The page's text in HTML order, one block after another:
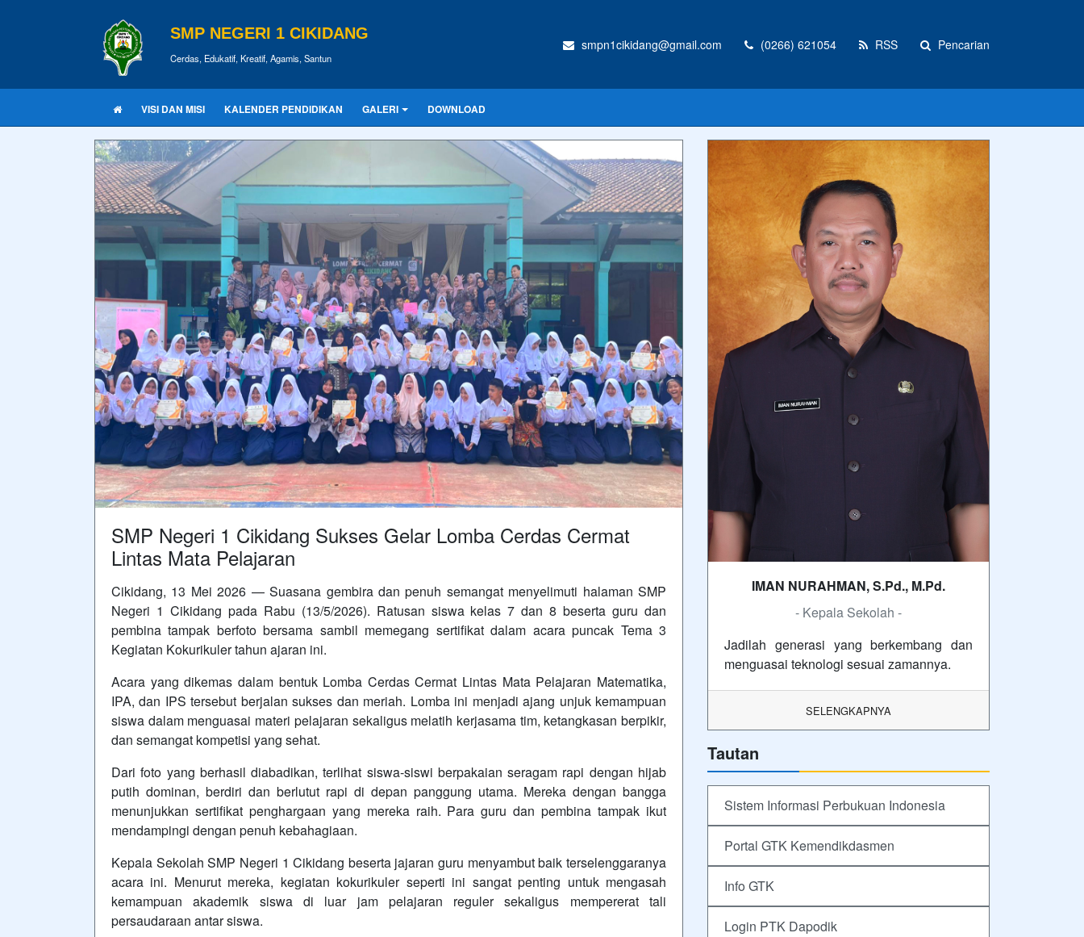
SMP NEGERI 1 CIKIDANG
Cerdas, Edukatif, Kreatif, Agamis, Santun
smpn1cikidang@gmail.com (0266) 621054 RSS Pencarian
VISI DAN MISI KALENDER PENDIDIKAN GALERI DOWNLOAD
SMP Negeri 1 Cikidang Sukses Gelar Lomba Cerdas Cermat
Lintas Mata Pelajaran
Cikidang, 13 Mei 2026 — Suasana gembira dan penuh semangat menyelimuti halaman SMP
Negeri 1 Cikidang pada Rabu (13/5/2026). Ratusan siswa kelas 7 dan 8 beserta guru dan
pembina tampak berfoto bersama sambil memegang sertifikat dalam acara puncak Tema 3
Kegiatan Kokurikuler tahun ajaran ini.
Acara yang dikemas dalam bentuk Lomba Cerdas Cermat Lintas Mata Pelajaran Matematika,
IPA, dan IPS tersebut berjalan sukses dan meriah. Lomba ini menjadi ajang unjuk kemampuan
siswa dalam menguasai materi pelajaran sekaligus melatih kerjasama tim, ketangkasan berpikir,
dan semangat kompetisi yang sehat.
Dari foto yang berhasil diabadikan, terlihat siswa-siswi berpakaian seragam rapi dengan hijab
putih dominan, berdiri dan berlutut rapi di depan panggung utama. Mereka dengan bangga
menunjukkan sertifikat penghargaan yang mereka raih. Para guru dan pembina tampak ikut
mendampingi dengan penuh kebahagiaan.
Kepala Sekolah SMP Negeri 1 Cikidang beserta jajaran guru menyambut baik terselenggaranya
acara ini. Menurut mereka, kegiatan kokurikuler seperti ini sangat penting untuk mengasah
kemampuan akademik siswa di luar jam pelajaran reguler sekaligus mempererat tali
persaudaraan antar siswa.
IMAN NURAHMAN, S.Pd., M.Pd.
- Kepala Sekolah -
Jadilah generasi yang berkembang dan
menguasai teknologi sesuai zamannya.
SELENGKAPNYA
Tautan
Sistem Informasi Perbukuan Indonesia
Portal GTK Kemendikdasmen
Info GTK
Login PTK Dapodik